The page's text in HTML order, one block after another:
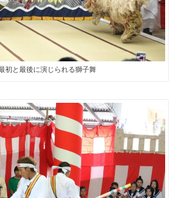
初と最後に演じられる獅子舞